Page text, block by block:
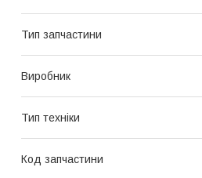
Тип запчастини
Виробник
Тип техніки
Код запчастини